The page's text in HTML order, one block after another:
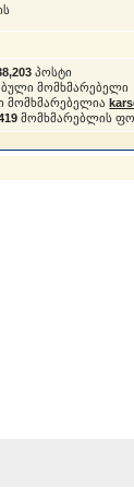
პოსტი
მომხმარებელი
მომხმარებელია
მომხმარებლის